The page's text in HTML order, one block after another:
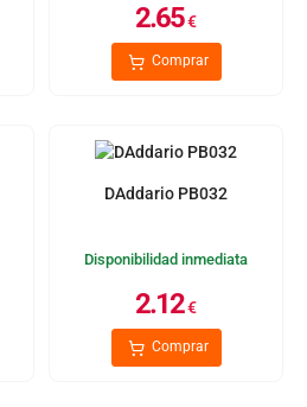
2.65€
Comprar
DAddario PB032
Disponibilidad inmediata
2.12€
Comprar